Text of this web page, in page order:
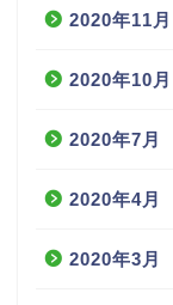
2020年11月
2020年10月
2020年7月
2020年4月
2020年3月